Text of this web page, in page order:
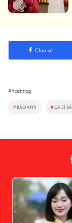
Chia sẻ
#Hashtag
# BẢO ANH #CA SĨ